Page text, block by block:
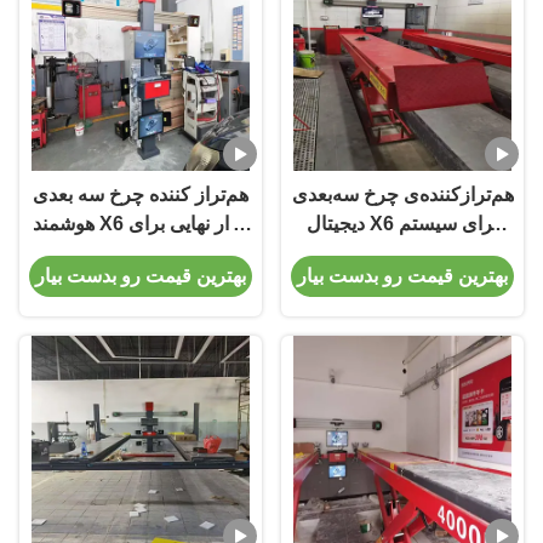
هم‌تراز کننده چرخ سه بعدی
هوشمند X6 ابزار نهایی برای
تعمیرگاه‌ها و گاراژهای
خودرو
بهترین قیمت رو بدست بیار
هم‌ترازکننده‌ی چرخ سه‌بعدی
دیجیتال X6 برای سیستم
تعلیق و هم‌ترازی خودرو،
نیازمندی‌ها و راه‌حل‌ها
بهترین قیمت رو بدست بیار